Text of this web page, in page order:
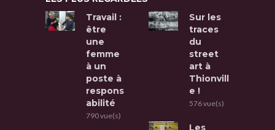
Travail :
être
une
femme
à un
poste à
respons
abilité
790 vue(s)
Sur les
traces
du
street
art à
Thionvill
e !
576 vue(s)
Les